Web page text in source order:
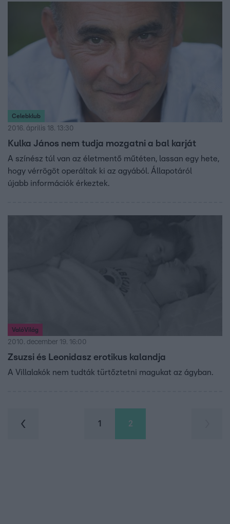
Celebklub
2016. április 18. 13:30
Kulka János nem tudja mozgatni a bal karját
A színész túl van az életmentő műtéten, lassan egy hete,
hogy vérrögöt operáltak ki az agyából. Állapotáról
újabb információk érkeztek.
ValóVilág
2010. december 19. 16:00
Zsuzsi és Leonidasz erotikus kalandja
A Villalakók nem tudták türtőztetni magukat az ágyban.
1 2